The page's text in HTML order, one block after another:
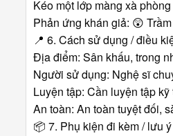
Kéo một lớp màng xà
Phản ứng khán giả: 😲
📍 6. Cách sử dụng / điều
Địa điểm: Sân khấu, trong
Người sử dụng: Nghệ sĩ
Luyện tập: Cần luyện tập
An toàn: An toàn tuyệt đối,
📦 7. Phụ kiện đi kèm / lưu